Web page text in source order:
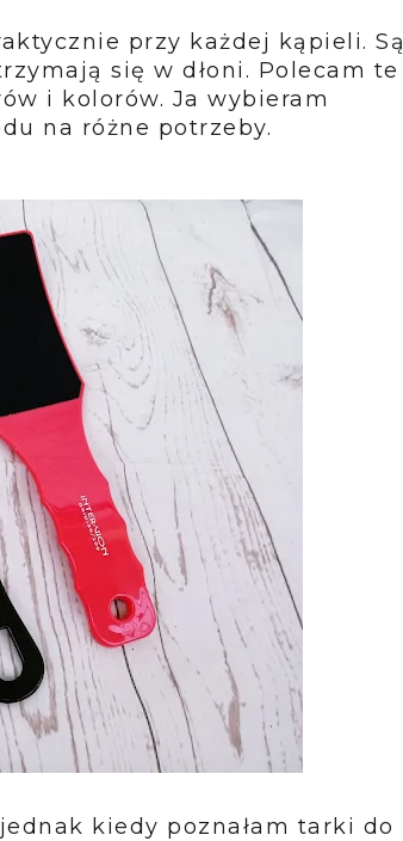
przy każdej kąpieli. Są
się w dłoni. Polecam te
i kolorów. Ja wybieram
na różne potrzeby.
kiedy poznałam tarki do